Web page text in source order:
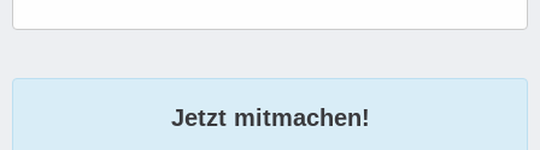
Jetzt mitmachen!